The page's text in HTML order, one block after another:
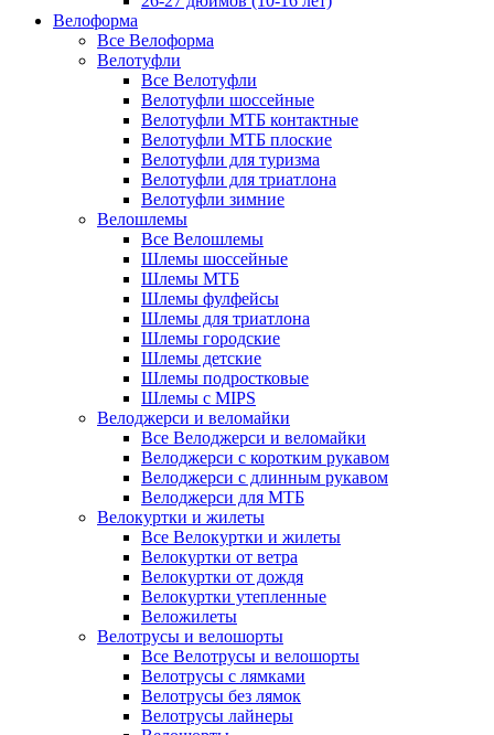
Велоформа
Все Велоформа
Велотуфли
Все Велотуфли
Велотуфли шоссейные
Велотуфли МТБ контактные
Велотуфли МТБ плоские
Велотуфли для туризма
Велотуфли для триатлона
Велотуфли зимние
Велошлемы
Все Велошлемы
Шлемы шоссейные
Шлемы МТБ
Шлемы фулфейсы
Шлемы для триатлона
Шлемы городские
Шлемы детские
Шлемы подростковые
Шлемы с MIPS
Велоджерси и веломайки
Все Велоджерси и веломайки
Велоджерси с коротким рукавом
Велоджерси с длинным рукавом
Велоджерси для МТБ
Велокуртки и жилеты
Все Велокуртки и жилеты
Велокуртки от ветра
Велокуртки от дождя
Велокуртки утепленные
Веложилеты
Велотрусы и велошорты
Все Велотрусы и велошорты
Велотрусы с лямками
Велотрусы без лямок
Велотрусы лайнеры